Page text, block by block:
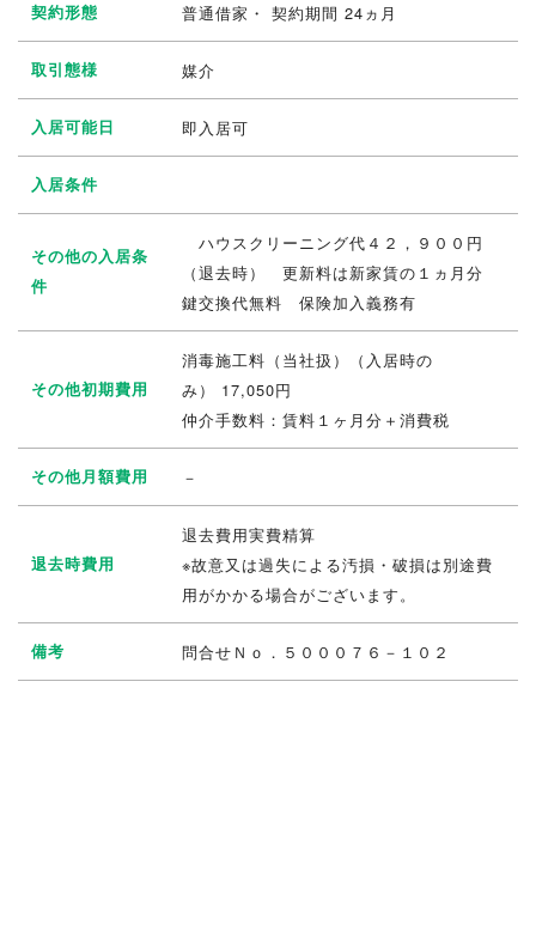
契約形態 普通借家・ 契約期間 24ヵ月
取引態様 媒介
入居可能日 即入居可
入居条件
その他の入居条
件
ハウスクリーニング代４２，９００円
（退去時） 更新料は新家賃の１ヵ月分
鍵交換代無料 保険加入義務有
その他初期費用
消毒施工料（当社扱）（入居時の
み） 17,050円
仲介手数料：賃料１ヶ月分＋消費税
その他月額費用 －
退去時費用
退去費用実費精算
※故意又は過失による汚損・破損は別途費
用がかかる場合がございます。
備考 問合せＮｏ．５０００７６－１０２